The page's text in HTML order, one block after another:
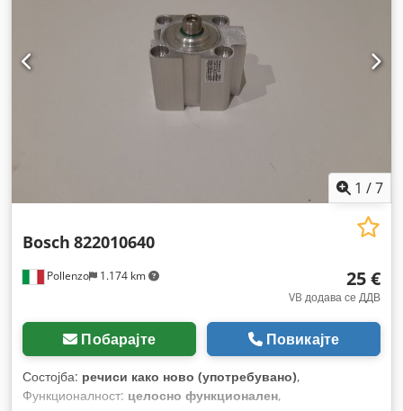
1 /7
Pollenzo 1.174 km
Bosch 822010640
25 €
VB додава се ДДВ
Побарајте Повикајте
Состојба: речиси како ново (употребувано),
Функционалност: целосно функционален,